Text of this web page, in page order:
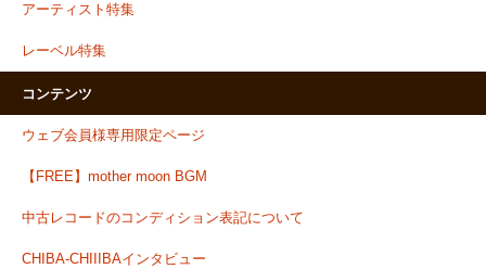
アーティスト特集
レーベル特集
コンテンツ
ウェブ会員様専用限定ページ
【FREE】mother moon BGM
中古レコードのコンディション表記について
CHIBA-CHIIIBAインタビュー